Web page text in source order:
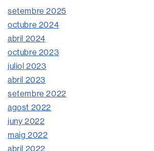
setembre 2025
octubre 2024
abril 2024
octubre 2023
juliol 2023
abril 2023
setembre 2022
agost 2022
juny 2022
maig 2022
abril 2022